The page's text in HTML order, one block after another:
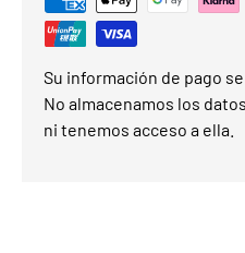
Su información de pago
No almacenamos los
ni tenemos acceso a ella.